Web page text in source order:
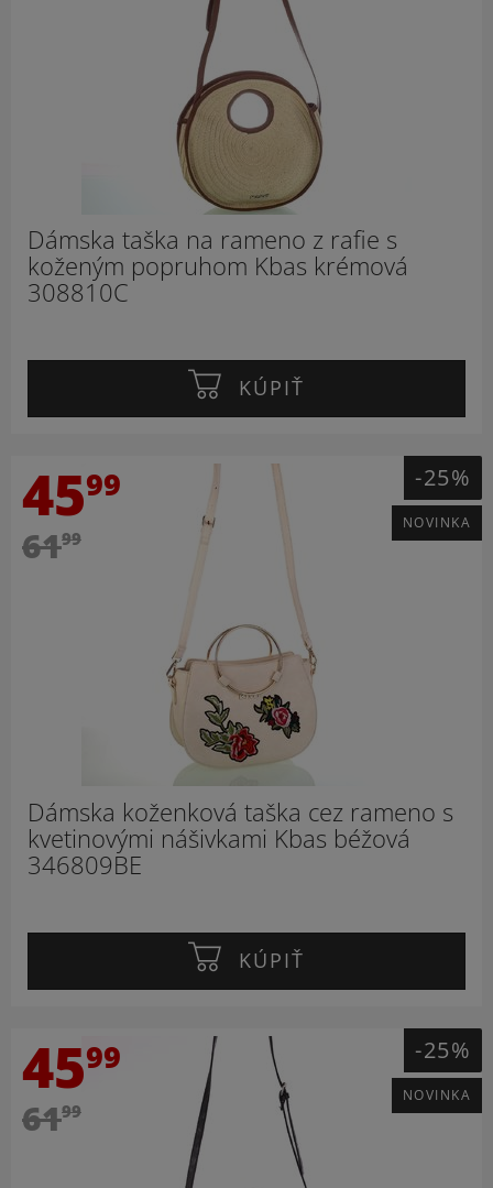
Dámska taška na rameno z rafie s
koženým popruhom Kbas krémová
308810C
KÚPIŤ
4599
6199
-25%
NOVINKA
Dámska koženková taška cez rameno s
kvetinovými nášivkami Kbas béžová
346809BE
KÚPIŤ
4599
6199
-25%
NOVINKA